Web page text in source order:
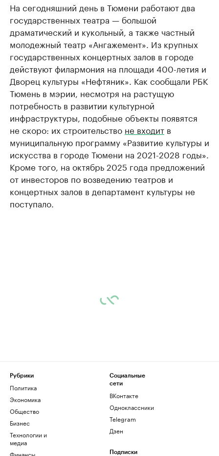
На сегодняшний день в Тюмени работают два
государственных театра — большой
драматический и кукольный, а также частный
молодежный театр «Ангажемент». Из крупных
государственных концертных залов в городе
действуют филармония на площади 400-летия и
Дворец культуры «Нефтяник». Как сообщали РБК
Тюмень в мэрии, несмотря на растущую
потребность в развитии культурной
инфраструктуры, подобные объекты появятся
не скоро: их строительство не входит в
муниципальную программу «Развитие культуры и
искусства в городе Тюмени на 2021-2028 годы».
Кроме того, на октябрь 2025 года предложений
от инвесторов по возведению театров и
концертных залов в департамент культуры не
поступало.
Рубрики
Политика
Экономика
Общество
Бизнес
Технологии и
медиа
Финансы
Социальные
сети
ВКонтакте
Одноклассники
Telegram
Дзен
Подписки